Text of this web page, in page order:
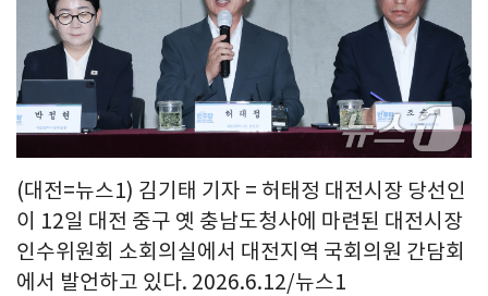
(대전=뉴스1) 김기태 기자 = 허태정 대전시장 당선인
이 12일 대전 중구 옛 충남도청사에 마련된 대전시장
인수위원회 소회의실에서 대전지역 국회의원 간담회
에서 발언하고 있다. 2026.6.12/뉴스1